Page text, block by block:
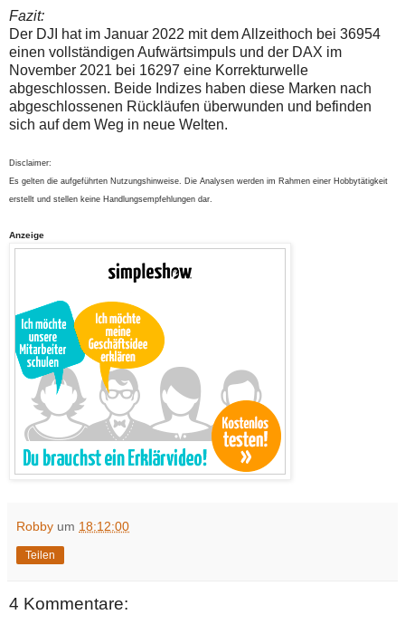
Fazit:
Der DJI hat im Januar 2022 mit dem Allzeithoch bei 36954
einen vollständigen Aufwärtsimpuls und der DAX im
November 2021 bei 16297 eine Korrekturwelle
abgeschlossen. Beide Indizes haben diese Marken nach
abgeschlossenen Rückläufen überwunden und befinden
sich auf dem Weg in neue Welten.
Disclaimer:
Es gelten die aufgeführten Nutzungshinweise. Die Analysen werden im Rahmen einer Hobbytätigkeit
erstellt und stellen keine Handlungsempfehlungen dar.
Anzeige
Robby um 18:12:00
Teilen
4 Kommentare: